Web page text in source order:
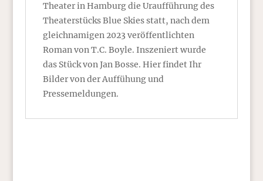
Theater in Hamburg die Uraufführung des
Theaterstücks Blue Skies statt, nach dem
gleichnamigen 2023 veröffentlichten
Roman von T.C. Boyle. Inszeniert wurde
das Stück von Jan Bosse. Hier findet Ihr
Bilder von der Auffühung und
Pressemeldungen.